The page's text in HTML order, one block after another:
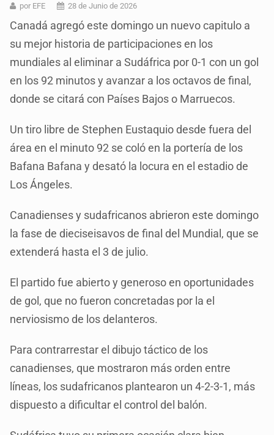
por EFE 28 de Junio de 2026
Canadá agregó este domingo un nuevo capitulo a
su mejor historia de participaciones en los
mundiales al eliminar a Sudáfrica por 0-1 con un gol
en los 92 minutos y avanzar a los octavos de final,
donde se citará con Países Bajos o Marruecos.
Un tiro libre de Stephen Eustaquio desde fuera del
área en el minuto 92 se coló en la portería de los
Bafana Bafana y desató la locura en el estadio de
Los Ángeles.
Canadienses y sudafricanos abrieron este domingo
la fase de dieciseisavos de final del Mundial, que se
extenderá hasta el 3 de julio.
El partido fue abierto y generoso en oportunidades
de gol, que no fueron concretadas por la el
nerviosismo de los delanteros.
Para contrarrestar el dibujo táctico de los
canadienses, que mostraron más orden entre
líneas, los sudafricanos plantearon un 4-2-3-1, más
dispuesto a dificultar el control del balón.